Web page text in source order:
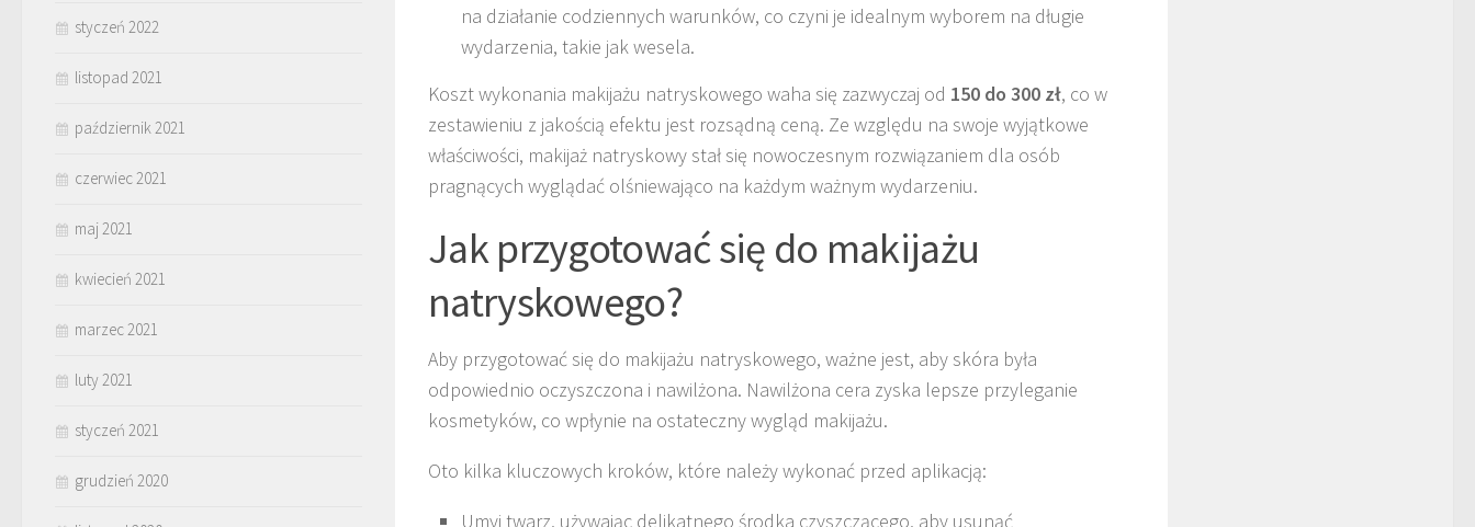
na działanie codziennych warunków, co czyni je idealnym wyborem na długie
wydarzenia, takie jak wesela.
Koszt wykonania makijażu natryskowego waha się zazwyczaj od 150 do 300 zł, co w
zestawieniu z jakością efektu jest rozsądną ceną. Ze względu na swoje wyjątkowe
właściwości, makijaż natryskowy stał się nowoczesnym rozwiązaniem dla osób
pragnących wyglądać olśniewająco na każdym ważnym wydarzeniu.
Jak przygotować się do makijażu
natryskowego?
Aby przygotować się do makijażu natryskowego, ważne jest, aby skóra była
odpowiednio oczyszczona i nawilżona. Nawilżona cera zyska lepsze przyleganie
kosmetyków, co wpłynie na ostateczny wygląd makijażu.
Oto kilka kluczowych kroków, które należy wykonać przed aplikacją:
Umyj twarz, używając delikatnego środka czyszczącego, aby usunąć
styczeń 2022
listopad 2021
październik 2021
czerwiec 2021
maj 2021
kwiecień 2021
marzec 2021
luty 2021
styczeń 2021
grudzień 2020